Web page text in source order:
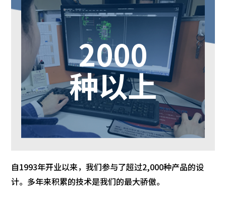
2000
种以上
自1993年开业以来，我们参与了超过2,000种产品的设
计。多年来积累的技术是我们的最大骄傲。